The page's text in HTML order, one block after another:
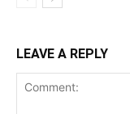
LEAVE A REPLY